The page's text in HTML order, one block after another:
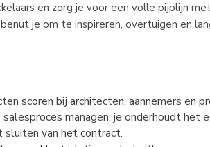
en zorg je voor een volle pijplijn
je om te inspireren, overtuigen en
scoren bij architecten, aannemers en
managen: je onderhoudt het
sluiten van het contract.